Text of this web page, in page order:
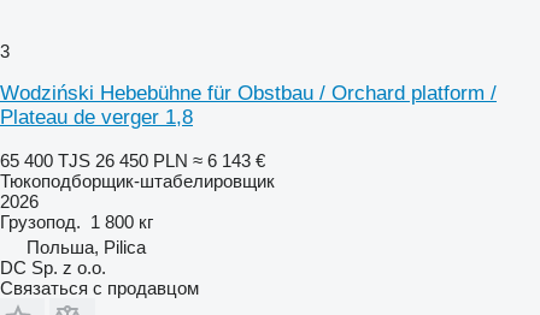
3
Wodziński Hebebühne für Obstbau / Orchard platform /
Plateau de verger 1,8
65 400 TJS 26 450 PLN ≈ 6 143 €
Тюкоподборщик-штабелировщик
2026
Грузопод. 1 800 кг
Польша, Pilica
DC Sp. z o.o.
Связаться с продавцом